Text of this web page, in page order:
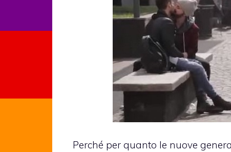
Perché per quanto le nuove